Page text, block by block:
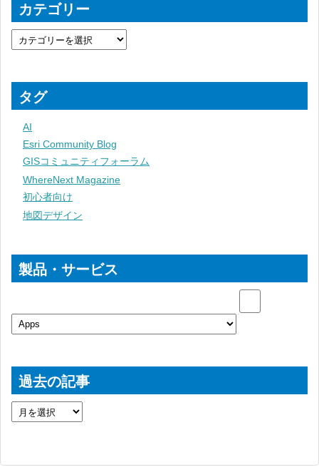
カテゴリー
タグ
AI
Esri Community Blog
GISコミュニティフォーラム
WhereNext Magazine
初心者向け
地図デザイン
製品・サービス
過去の記事